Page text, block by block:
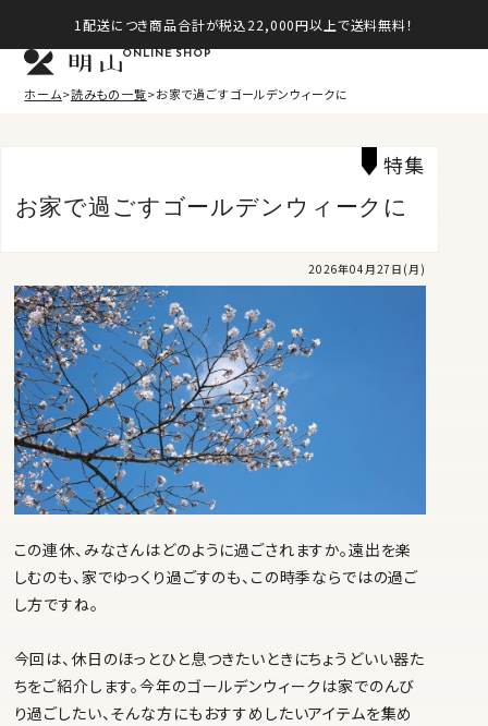
1配送につき商品合計が税込22,000円以上で送料無料！
ONLINE SHOP
ホーム 読みもの一覧 お家で過ごすゴールデンウィークに
お家で過ごすゴールデンウィークに
特集
2026年04月27日(月)
この連休、みなさんはどのように過ごされますか。遠出を楽
しむのも、家でゆっくり過ごすのも、この時季ならではの過ご
し方ですね。
今回は、休日のほっとひと息つきたいときにちょうどいい器た
ちをご紹介します。今年のゴールデンウィークは家でのんび
り過ごしたい、そんな方にもおすすめしたいアイテムを集め